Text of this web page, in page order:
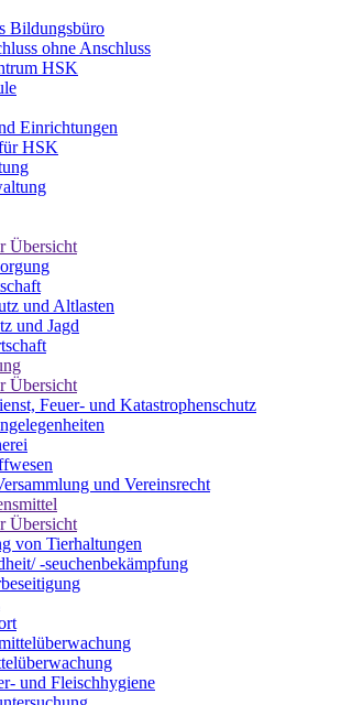
Bildungsbüro
ohne Anschluss
HSK
Einrichtungen
HSK
Übersicht
und Altlasten
und Jagd
Übersicht
Feuer- und Katastrophenschutz
und Vereinsrecht
Übersicht
von Tierhaltungen
-seuchenbekämpfung
und Fleischhygiene